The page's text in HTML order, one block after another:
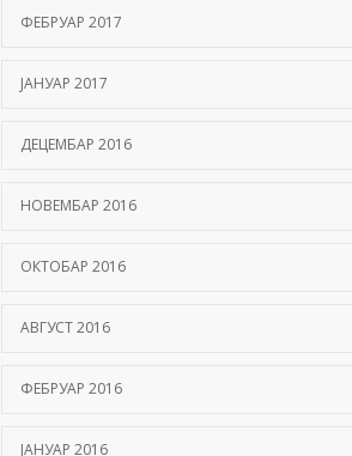
ФЕБРУАР 2017
ЈАНУАР 2017
ДЕЦЕМБАР 2016
НОВЕМБАР 2016
ОКТОБАР 2016
АВГУСТ 2016
ФЕБРУАР 2016
ЈАНУАР 2016